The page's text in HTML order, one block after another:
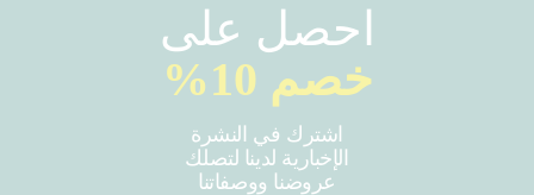
احصل على
خصم 10%
اشترك في النشرة
الإخبارية لدينا لتصلك
عروضنا ووصفاتنا